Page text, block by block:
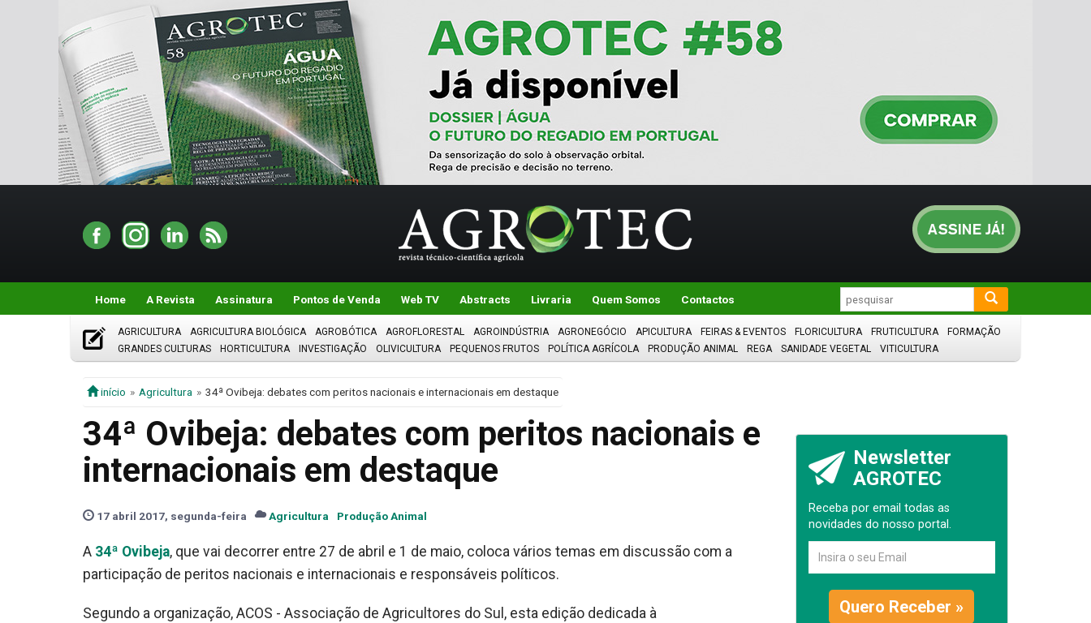
Home A Revista Assinatura Pontos de Venda Web TV Abstracts Livraria Quem Somos Contactos
AGRICULTURA AGRICULTURA BIOLÓGICA AGROBÓTICA AGROFLORESTAL AGROINDÚSTRIA AGRONEGÓCIO APICULTURA FEIRAS & EVENTOS FLORICULTURA FRUTICULTURA
FORMAÇÃO
GRANDES CULTURAS
HORTICULTURA INVESTIGAÇÃO OLIVICULTURA PEQUENOS FRUTOS POLÍTICA AGRÍCOLA PRODUÇÃO ANIMAL REGA SANIDADE VEGETAL VITICULTURA
início Agricultura 34ª Ovibeja: debates com peritos nacionais e internacionais em destaque
34ª Ovibeja: debates com peritos nacionais e
internacionais em destaque
17 abril 2017, segunda-feira Agricultura Produção Animal
A 34ª Ovibeja, que vai decorrer entre 27 de abril e 1 de maio, coloca vários temas em discussão com a
participação de peritos nacionais e internacionais e responsáveis políticos.
Segundo a organização, ACOS - Associação de Agricultores do Sul, esta edição dedicada à
Newsletter
AGROTEC
Receba por email todas as
novidades do nosso portal.
Quero Receber »